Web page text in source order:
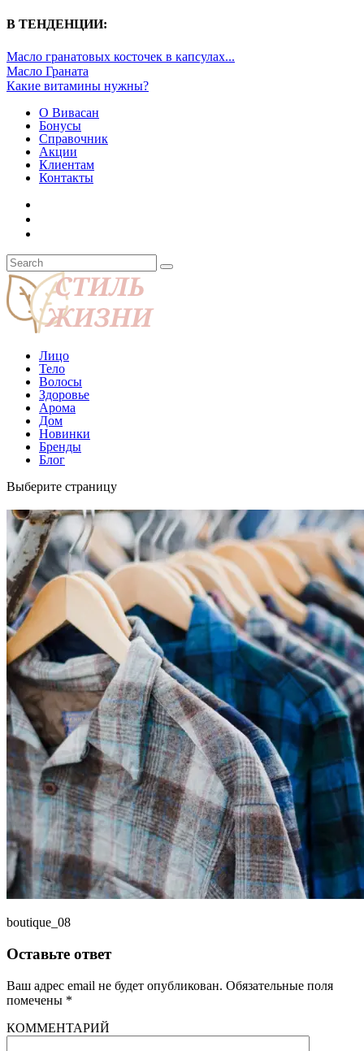
В ТЕНДЕНЦИИ:
Масло гранатовых косточек в капсулах...
Масло Граната
Какие витамины нужны?
О Вивасан
Бонусы
Справочник
Акции
Клиентам
Контакты
Лицо
Тело
Волосы
Здоровье
Арома
Дом
Новинки
Бренды
Блог
Выберите страницу
boutique_08
Оставьте ответ
Ваш адрес email не будет опубликован. Обязательные поля
помечены *
КОММЕНТАРИЙ